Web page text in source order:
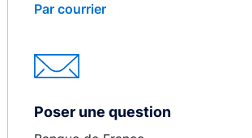
Par courrier
Poser une question